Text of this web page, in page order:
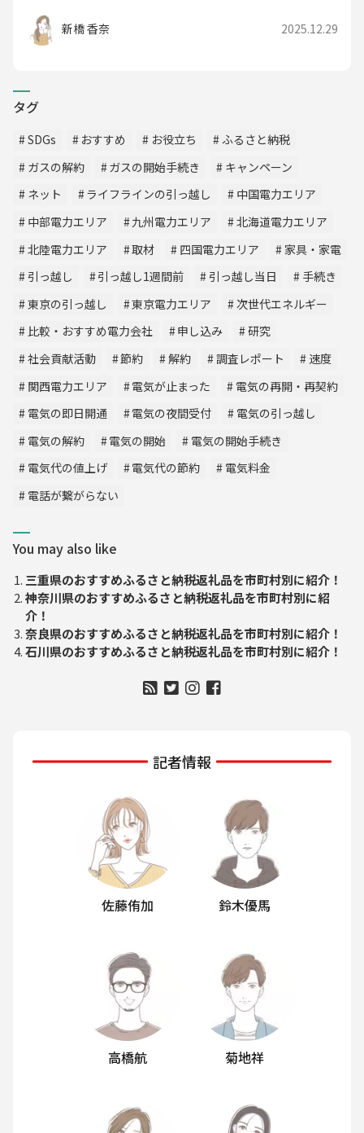
新橋 香奈 2025.12.29
タグ
SDGs おすすめ お役立ち
ふるさと納税
ガスの解約
ガスの開始手続き
キャンペーン
ネット
ライフラインの引っ越し
中国電力エリア
中部電力エリア
九州電力エリア
北海道電力エリア
北陸電力エリア
取材 四国電力エリア
家具・家電
引っ越し
引っ越し1週間前 引っ越し当日
手続き
東京の引っ越し
東京電力エリア
次世代エネルギー
比較・おすすめ電力会社
申し込み
研究
社会貢献活動
節約 解約 調査レポート
速度
関西電力エリア
電気が止まった
電気の再開・再契約
電気の即日開通
電気の夜間受付
電気の引っ越し
電気の解約
電気の開始
電気の開始手続き
電気代の値上げ
電気代の節約
電気料金
電話が繋がらない
You may also like
三重県のおすすめふるさと納税返礼品を市町村別に紹介！
神奈川県のおすすめふるさと納税返礼品を市町村別に紹
介！
奈良県のおすすめふるさと納税返礼品を市町村別に紹介！
石川県のおすすめふるさと納税返礼品を市町村別に紹介！
記者情報
佐藤侑加 鈴木優馬
高橋航 菊地祥